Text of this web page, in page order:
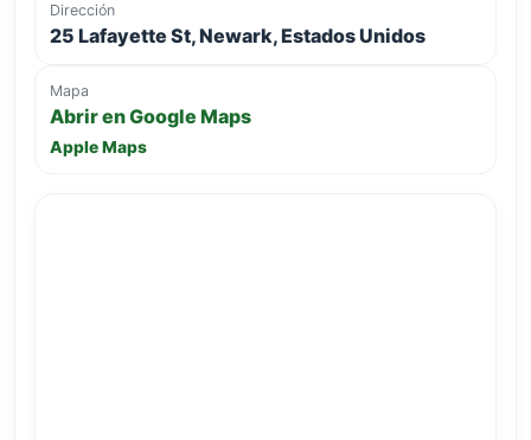
Dirección
25 Lafayette St, Newark, Estados Unidos
Mapa
Abrir en Google Maps
Apple Maps